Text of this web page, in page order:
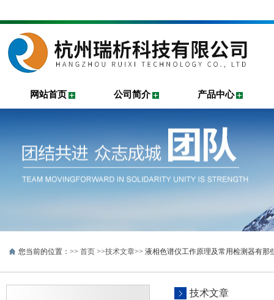
网站首页 公司简介 产品中心
您当前的位置：>> 首页 >>技术文章>> 液相色谱仪工作原理及常用检测器有那
技术文章